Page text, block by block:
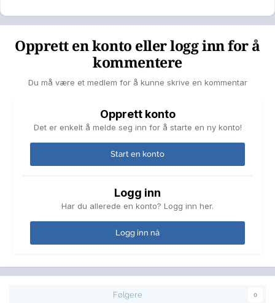
Opprett en konto eller logg inn for å
kommentere
Du må være et medlem for å kunne skrive en kommentar
Opprett konto
Det er enkelt å melde seg inn for å starte en ny konto!
Start en konto
Logg inn
Har du allerede en konto? Logg inn her.
Logg inn nå
Følgere 0